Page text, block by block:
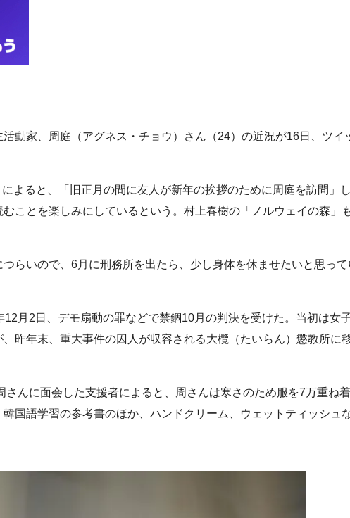
動家、周庭（アグネス・チョウ）さん（24）の近況が16日、ツイ
よると、「旧正月の間に友人が新年の挨拶のために周庭を訪問」
ことを楽しみにしているという。村上春樹の「ノルウェイの森」
らいので、6月に刑務所を出たら、少し身体を休ませたいと思って
月2日、デモ扇動の罪などで禁錮10月の判決を受けた。当初は女
昨年末、重大事件の囚人が収容される大欖（たいらん）懲教所に
んに面会した支援者によると、周さんは寒さのため服を7万重ね
国語学習の参考書のほか、ハンドクリーム、ウェットティッシュ